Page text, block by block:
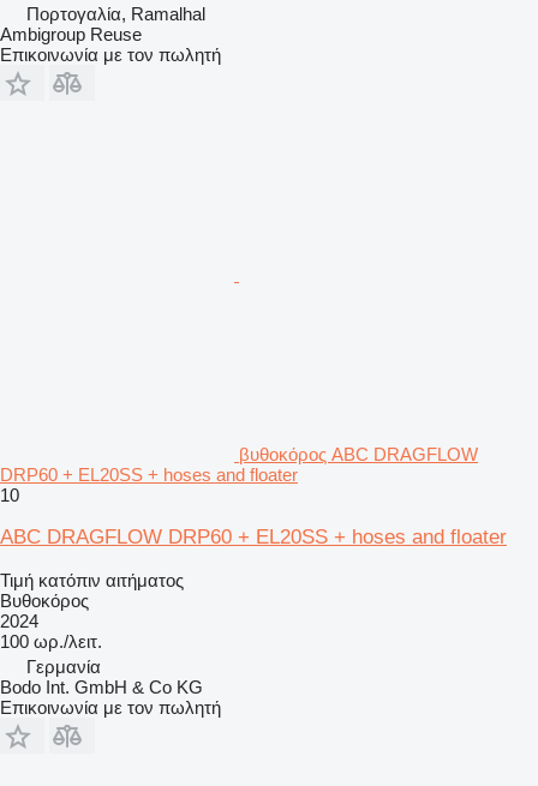
Πορτογαλία, Ramalhal
Ambigroup Reuse
Επικοινωνία με τον πωλητή
βυθοκόρος ABC DRAGFLOW
DRP60 + EL20SS + hoses and floater
10
ABC DRAGFLOW DRP60 + EL20SS + hoses and floater
Τιμή κατόπιν αιτήματος
Βυθοκόρος
2024
100 ωρ./λειτ.
Γερμανία
Bodo Int. GmbH & Co KG
Επικοινωνία με τον πωλητή